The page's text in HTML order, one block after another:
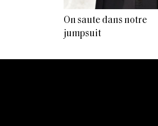
On saute dans notre
jumpsuit